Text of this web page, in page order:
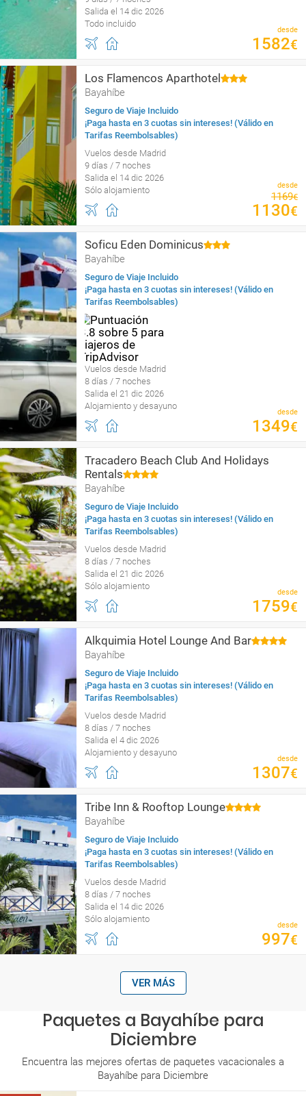
Salida el 14 dic 2026
Todo incluido
desde
1582€
Los Flamencos Aparthotel
Bayahíbe
Seguro de Viaje Incluido
¡Paga hasta en 3 cuotas sin intereses! (Válido en
Tarifas Reembolsables)
Vuelos desde Madrid
9 días / 7 noches
Salida el 14 dic 2026
Sólo alojamiento
desde
1169€
1130€
Soficu Eden Dominicus
Bayahíbe
Seguro de Viaje Incluido
¡Paga hasta en 3 cuotas sin intereses! (Válido en
Tarifas Reembolsables)
Vuelos desde Madrid
8 días / 7 noches
Salida el 21 dic 2026
Alojamiento y desayuno
desde
1349€
Tracadero Beach Club And Holidays
Rentals
Bayahíbe
Seguro de Viaje Incluido
¡Paga hasta en 3 cuotas sin intereses! (Válido en
Tarifas Reembolsables)
Vuelos desde Madrid
8 días / 7 noches
Salida el 21 dic 2026
Sólo alojamiento
desde
1759€
Alkquimia Hotel Lounge And Bar
Bayahíbe
Seguro de Viaje Incluido
¡Paga hasta en 3 cuotas sin intereses! (Válido en
Tarifas Reembolsables)
Vuelos desde Madrid
8 días / 7 noches
Salida el 4 dic 2026
Alojamiento y desayuno
desde
1307€
Tribe Inn & Rooftop Lounge
Bayahíbe
Seguro de Viaje Incluido
¡Paga hasta en 3 cuotas sin intereses! (Válido en
Tarifas Reembolsables)
Vuelos desde Madrid
8 días / 7 noches
Salida el 14 dic 2026
Sólo alojamiento
desde
997€
VER MÁS
Paquetes a Bayahíbe para
Diciembre
Encuentra las mejores ofertas de paquetes vacacionales a
Bayahíbe para Diciembre